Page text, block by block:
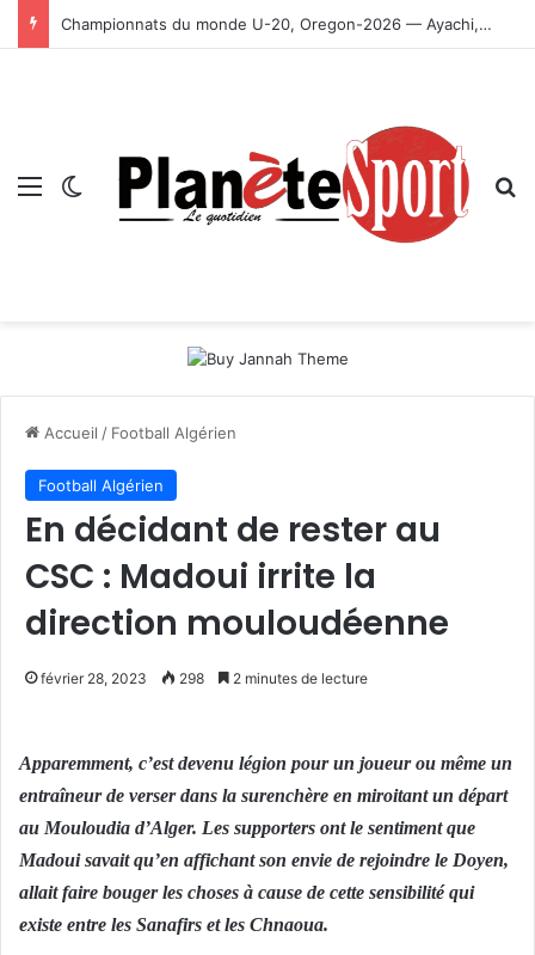
Championnats du monde U-20, Oregon-2026 — Ayachi, Dissa, Touahria et Ghezali en finale
Menu Switch skin
Accueil / Football Algérien
Football Algérien
En décidant de rester au
CSC : Madoui irrite la
direction mouloudéenne
février 28, 2023 298 2 minutes de lecture
Apparemment, c’est devenu légion pour un joueur ou même un
entraîneur de verser dans la surenchère en miroitant un départ
au Mouloudia d’Alger. Les supporters ont le sentiment que
Madoui savait qu’en affichant son envie de rejoindre le Doyen,
allait faire bouger les choses à cause de cette sensibilité qui
existe entre les Sanafirs et les Chnaoua.